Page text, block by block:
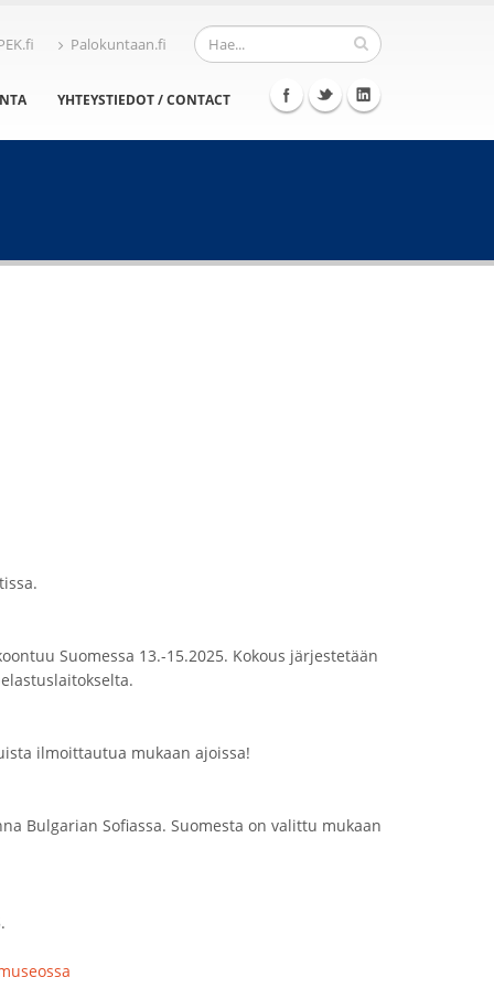
Palokuntaan.fi
YHTEYSTIEDOT / CONTACT
Suomessa 13.-15.2025. Kokous järjestetään
ilmoittautua mukaan ajoissa!
Bulgarian Sofiassa. Suomesta on valittu mukaan